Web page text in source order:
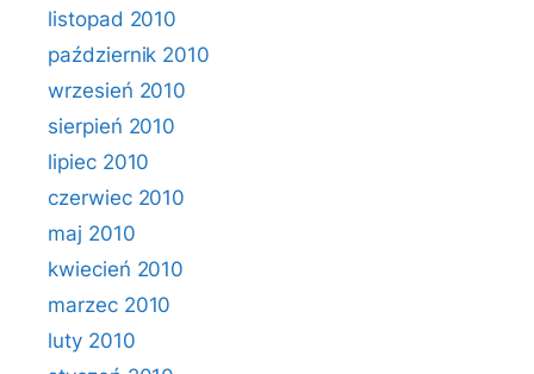
listopad 2010
październik 2010
wrzesień 2010
sierpień 2010
lipiec 2010
czerwiec 2010
maj 2010
kwiecień 2010
marzec 2010
luty 2010